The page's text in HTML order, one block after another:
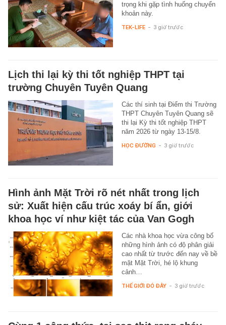
trọng khi gặp tình huống chuyển
khoản này.
TEK-LIFE - 3 giờ trước
Lịch thi lại kỳ thi tốt nghiệp THPT tại
trường Chuyên Tuyên Quang
Các thí sinh tại Điểm thi Trường
THPT Chuyên Tuyên Quang sẽ
thi lại Kỳ thi tốt nghiệp THPT
năm 2026 từ ngày 13-15/8.
HỌC ĐƯỜNG - 3 giờ trước
Hình ảnh Mặt Trời rõ nét nhất trong lịch
sử: Xuất hiện cấu trúc xoáy bí ẩn, giới
khoa học ví như kiệt tác của Van Gogh
Các nhà khoa học vừa công bố
những hình ảnh có độ phân giải
cao nhất từ trước đến nay về bề
mặt Mặt Trời, hé lộ khung
cảnh…
THẾ GIỚI ĐÓ ĐÂY - 3 giờ trước